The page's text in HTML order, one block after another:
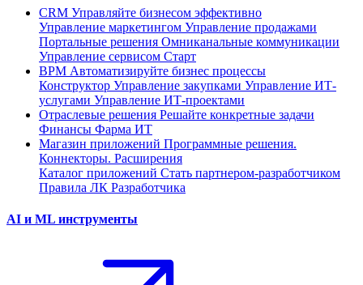
CRM Управляйте бизнесом эффективно
Управление маркетингом Управление продажами
Портальные решения Омниканальные коммуникации
Управление сервисом Старт
BPM Автоматизируйте бизнес процессы
Конструктор Управление закупками Управление ИТ-
услугами Управление ИТ-проектами
Отраслевые решения Решайте конкретные задачи
Финансы Фарма ИТ
Магазин приложений Программные решения.
Коннекторы. Расширения
Каталог приложений Стать партнером-разработчиком
Правила ЛК Разработчика
AI и ML инструменты